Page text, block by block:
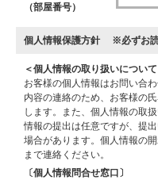
（部屋番号）
個人情報保護方針 ※必ずお
＜個人情報の取り扱いについて
お客様の個人情報はお問い合
内容の連絡のため、お客様の
します。また、個人情報の取
情報の提出は任意ですが、提
場合があります。個人情報の
まで連絡ください。
〔個人情報問合せ窓口〕